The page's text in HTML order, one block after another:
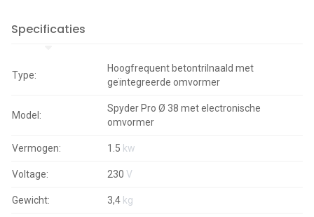
Specificaties
Type:
Hoogfrequent betontrilnaald met
geïntegreerde omvormer
Model:
Spyder Pro Ø 38 met electronische
omvormer
Vermogen: 1.5 kw
Voltage: 230 V
Gewicht: 3,4 kg